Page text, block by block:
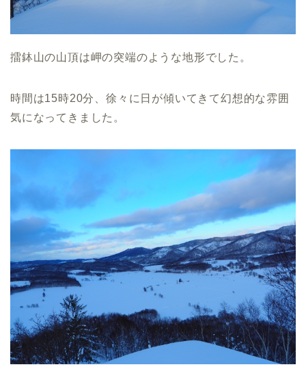
擂鉢山の山頂は岬の突端のような地形でした。
時間は15時20分、徐々に日が傾いてきて幻想的な雰囲
気になってきました。